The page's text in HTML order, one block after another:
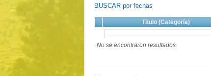
BUSCAR por fechas
Título (Categoría)
No se encontraron resultados.